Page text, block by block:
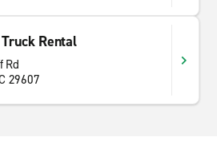
Rental
Rd
29607